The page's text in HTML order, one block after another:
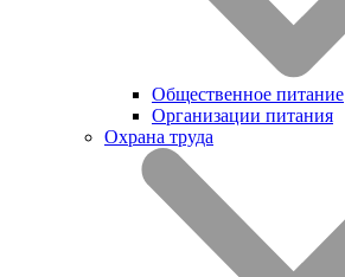
Общественное питание
Организации питания
Охрана труда